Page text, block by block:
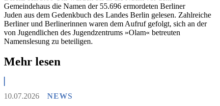
Gemeindehaus die Namen der 55.696 ermordeten Berliner
Juden aus dem Gedenkbuch des Landes Berlin gelesen. Zahlreiche
Berliner und Berlinerinnen waren dem Aufruf gefolgt, sich an der
von Jugendlichen des Jugendzentrums »Olam« betreuten
Namenslesung zu beteiligen.
Mehr lesen
10.07.2026 NEWS